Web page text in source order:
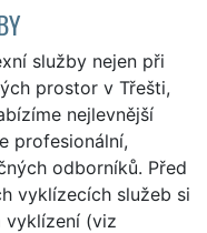
služby nejen při
prostor v Třešti,
nejlevnější
profesionální,
odborníků. Před
vyklízecích služeb si
vyklízení (viz